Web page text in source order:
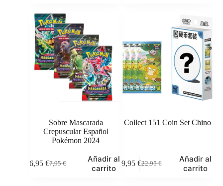
original
era:
7,95 €.
actual
es:
6,49 €.
Sobre Mascarada
Crepuscular Español
Pokémon 2024
7,95€
El
6,95 €El
Añadir al
carrito
Collect 151 Coin Set Chino
22,95€
El
19,95 €El
Añadir al
carrito